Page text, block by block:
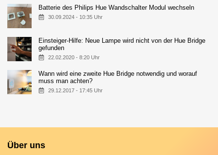
Batterie des Philips Hue Wandschalter Modul wechseln
30.09.2024 - 10:35 Uhr
Einsteiger-Hilfe: Neue Lampe wird nicht von der Hue Bridge
gefunden
22.02.2020 - 8:20 Uhr
Wann wird eine zweite Hue Bridge notwendig und worauf
muss man achten?
29.12.2017 - 17:45 Uhr
Über uns